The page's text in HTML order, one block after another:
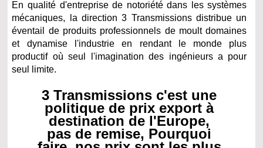
En qualité d'entreprise de notoriété dans les systèmes
mécaniques, la direction 3 Transmissions distribue un
éventail de produits professionnels de moult domaines
et dynamise l'industrie en rendant le monde plus
productif où seul l'imagination des ingénieurs a pour
seul limite.
3 Transmissions c'est une
politique de prix export à
destination de l'Europe,
pas de remise, Pourquoi